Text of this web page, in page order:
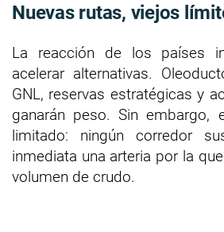
Nuevas rutas, viejos
La reacción de los países
acelerar alternativas.
GNL, reservas estratégicas y
ganarán peso. Sin embargo,
limitado: ningún corredor
inmediata una arteria por la
volumen de crudo.